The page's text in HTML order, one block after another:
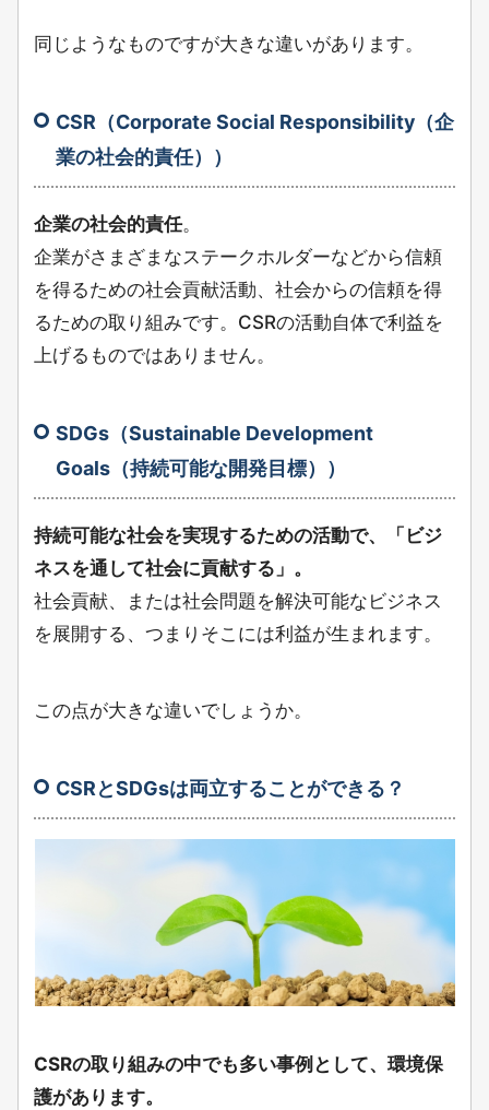
同じようなものですが大きな違いがあります。
CSR（Corporate Social Responsibility（企
業の社会的責任））
企業の社会的責任。
企業がさまざまなステークホルダーなどから信頼
を得るための社会貢献活動、社会からの信頼を得
るための取り組みです。 CSRの活動自体で利益を
上げるものではありません。
SDGs（Sustainable Development
Goals（持続可能な開発目標））
持続可能な社会を実現するための活動で、「ビジ
ネスを通して社会に貢献する」。
社会貢献、または社会問題を解決可能なビジネス
を展開する、つまりそこには利益が生まれます。
この点が大きな違いでしょうか。
CSRとSDGsは両立することができる？
CSRの取り組みの中でも多い事例として、環境保
護があります。